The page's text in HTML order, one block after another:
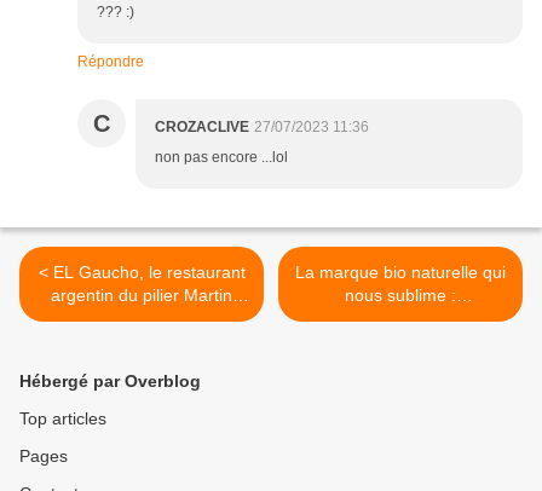
??? :)
Répondre
C CROZACLIVE 27/07/2023 11:36
non pas encore ...lol
< EL Gaucho, le restaurant
argentin du pilier Martin
Scelzo (ASM)
La marque bio naturelle qui
nous sublime :
COCOSOLIS >
Hébergé par Overblog
Top articles
Pages